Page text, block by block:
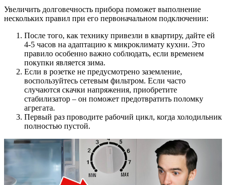
Увеличить долговечность прибора поможет выполнение
нескольких правил при его первоначальном подключении:
После того, как технику привезли в квартиру, дайте ей
4-5 часов на адаптацию к микроклимату кухни. Это
правило особенно важно соблюдать, если временем
покупки является зима.
Если в розетке не предусмотрено заземление,
воспользуйтесь сетевым фильтром. Если часто
случаются скачки напряжения, приобретите
стабилизатор – он поможет предотвратить поломку
агрегата.
Первый раз проводите рабочий цикл, когда холодильник
полностью пустой.